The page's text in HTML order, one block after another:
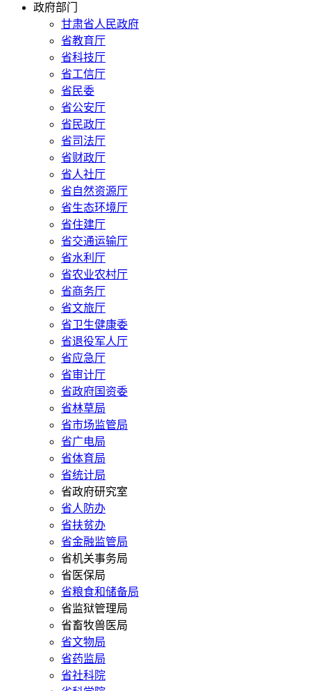
政府部门
甘肃省人民政府
省教育厅
省科技厅
省工信厅
省民委
省公安厅
省民政厅
省司法厅
省财政厅
省人社厅
省自然资源厅
省生态环境厅
省住建厅
省交通运输厅
省水利厅
省农业农村厅
省商务厅
省文旅厅
省卫生健康委
省退役军人厅
省应急厅
省审计厅
省政府国资委
省林草局
省市场监管局
省广电局
省体育局
省统计局
省政府研究室
省人防办
省扶贫办
省金融监管局
省机关事务局
省医保局
省粮食和储备局
省监狱管理局
省畜牧兽医局
省文物局
省药监局
省社科院